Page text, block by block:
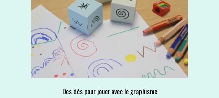
Des dés pour jouer avec le graphisme